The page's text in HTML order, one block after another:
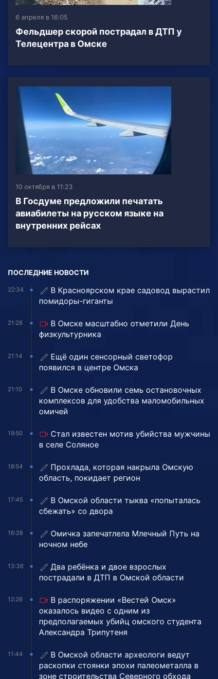
6 апреля в 16:05
Фельдшер скорой пострадал в ДТП у
Телецентра в Омске
10 октября в 11:23
В Госдуме предложили печатать
авиабилеты на русском языке на
внутренних рейсах
ПОСЛЕДНИЕ НОВОСТИ
22:34
В Красноярском крае садовод вырастил
помидоры-гиганты
21:28
В Омске масштабно отметили День
физкультурника
21:14
Ещё один сенсорный светофор
появился в центре Омска
21:10
В Омске обновили семь остановочных
комплексов для удобства маломобильных
омичей
19:50
Стал известен мотив убийства мужчины
в селе Соляное
18:54
Прохлада, которая накрыла Омскую
область, покидает регион
17:45
В Омской области тыква «попыталась
сбежать» со двора
16:38
Омичка запечатлела Млечный Путь на
ночном небе
13:36
Два ребёнка и двое взрослых
пострадали в ДТП в Омской области
12:26
В распоряжении «Вестей Омск»
оказалось видео с одним из
предполагаемых убийц омского студента
Александра Трипутеня
11:44
В Омской области археологи ведут
раскопки стоянки эпохи палеометалла в
зоне строительства Северного обхода